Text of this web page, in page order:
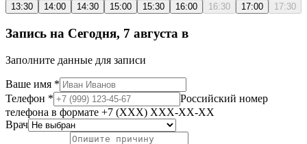
13:30
14:00 14:30 15:00 15:30 16:00 16:30 17:00 17:30
Запись на Сегодня, 7 августа в
Заполните данные для записи
Ваше имя *
Телефон *
Российский номер
телефона в формате +7 (XXX) XXX-XX-XX
Врач